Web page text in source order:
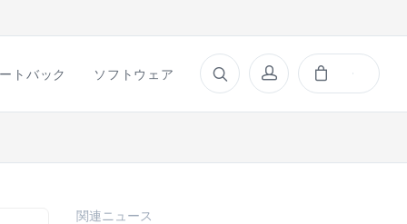
トバック ソフトウェア
関連ニュース